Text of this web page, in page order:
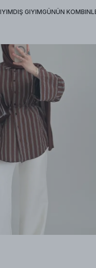
DIŞ GIYIMGÜNÜN